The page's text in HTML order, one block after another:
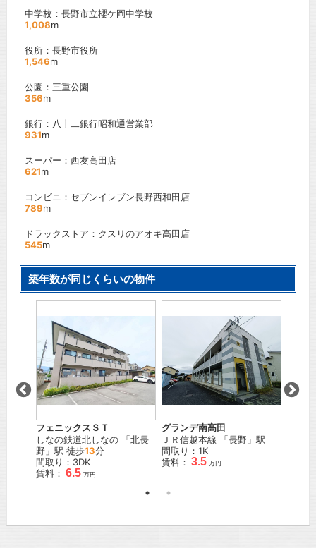
中学校：長野市立櫻ケ岡中学校
1,008m
役所：長野市役所
1,546m
公園：三重公園
356m
銀行：八十二銀行昭和通営業部
931m
スーパー：西友高田店
621m
コンビニ：セブンイレブン長野西和田店
789m
ドラックストア：クスリのアオキ高田店
545m
築年数が同じくらいの物件
フェニックスＳＴ
しなの鉄道北しなの 「北長
野 」駅 徒歩13分
間取り：3DK
賃料： 6.5 万円
グランデ南高田
ＪＲ信越本線 「長野 」駅
間取り：1K
賃料： 3.5 万円